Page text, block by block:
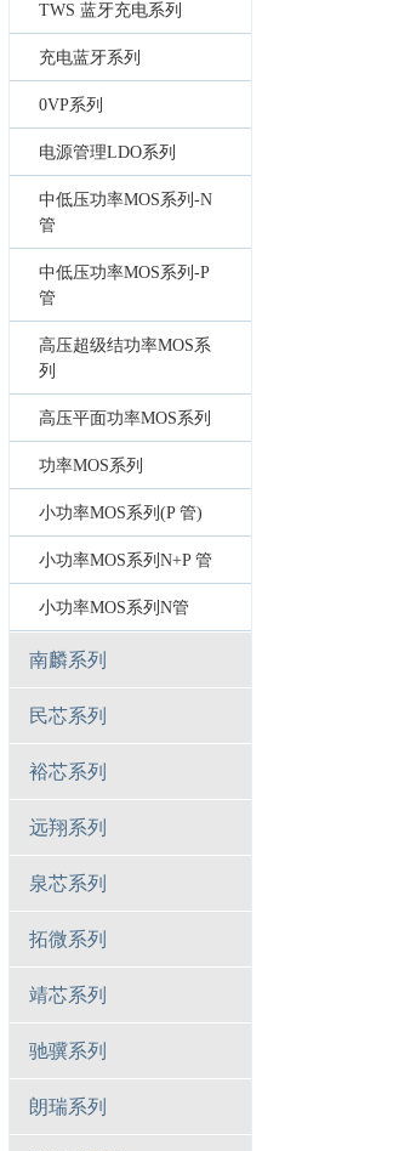
TWS 蓝牙充电系列
充电蓝牙系列
0VP系列
电源管理LDO系列
中低压功率MOS系列-N
管
中低压功率MOS系列-P
管
高压超级结功率MOS系
列
高压平面功率MOS系列
功率MOS系列
小功率MOS系列(P 管)
小功率MOS系列N+P 管
小功率MOS系列N管
南麟系列
民芯系列
裕芯系列
远翔系列
泉芯系列
拓微系列
靖芯系列
驰骥系列
朗瑞系列